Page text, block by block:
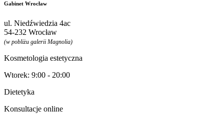
Gabinet Wrocław
ul. Niedźwiedzia 4ac
54-232 Wrocław
(w pobliżu galerii Magnolia)
Kosmetologia estetyczna
Wtorek: 9:00 - 20:00
Dietetyka
Konsultacje online